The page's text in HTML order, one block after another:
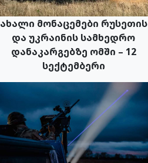
ახალი მონაცემები რუსეთის
და უკრაინის სამხედრო
დანაკარგებზე ომში – 12
სექტემბერი